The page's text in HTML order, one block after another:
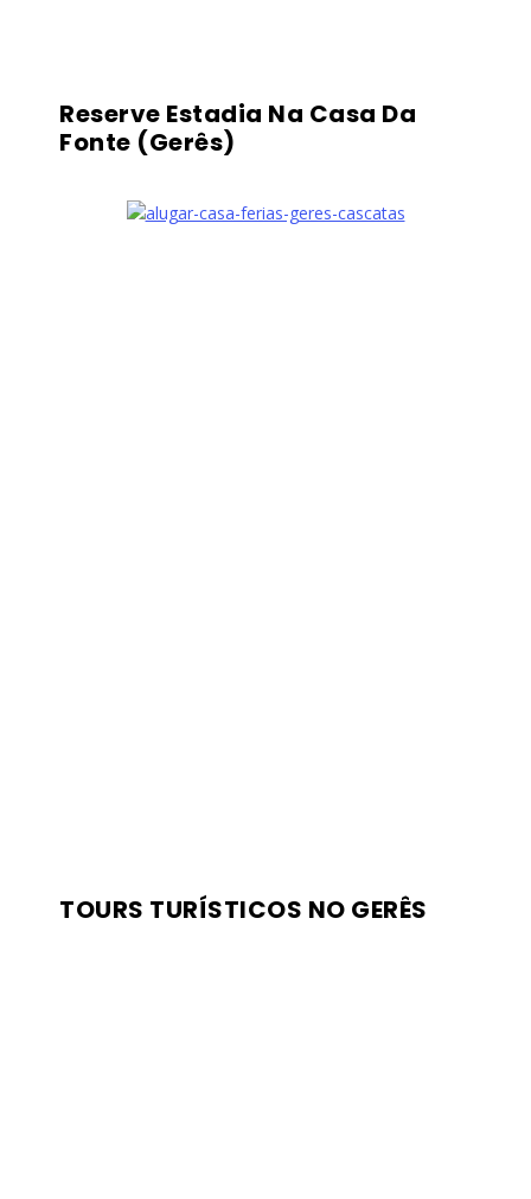
Reserve Estadia Na Casa Da
Fonte (Gerês)
TOURS TURÍSTICOS NO GERÊS